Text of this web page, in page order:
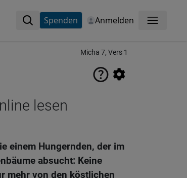
Spenden Anmelden Menü
Micha 7, Vers 1
lesen
einem Hungernden, der im
absucht: Keine
mehr von den köstlichen